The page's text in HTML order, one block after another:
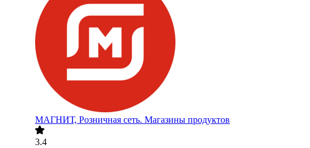
МАГНИТ, Розничная сеть. Магазины продуктов
3.4